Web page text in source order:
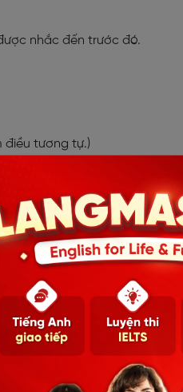
nhắc đến trước đó.
điều tương tự.)
thế cho danh từ chỉ người
ở vế trước.
same(thing).
cái giống hệt.)